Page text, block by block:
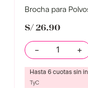
Brocha para
S/ 26.90
＋
－
Hasta 6 cuotas sin
TyC